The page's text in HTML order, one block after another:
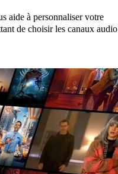
à personnaliser votre
de choisir les canaux audio